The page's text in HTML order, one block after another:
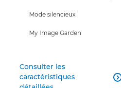
Mode silencieux
My Image Garden
Consulter les
caractéristiques
